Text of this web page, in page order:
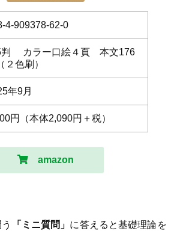
4-909378-62-0
判 カラー口絵４頁 本文176
２色刷）
年9月
円（本体2,090円＋税）
amazon
「ミニ質問」 に答えると基礎理論を